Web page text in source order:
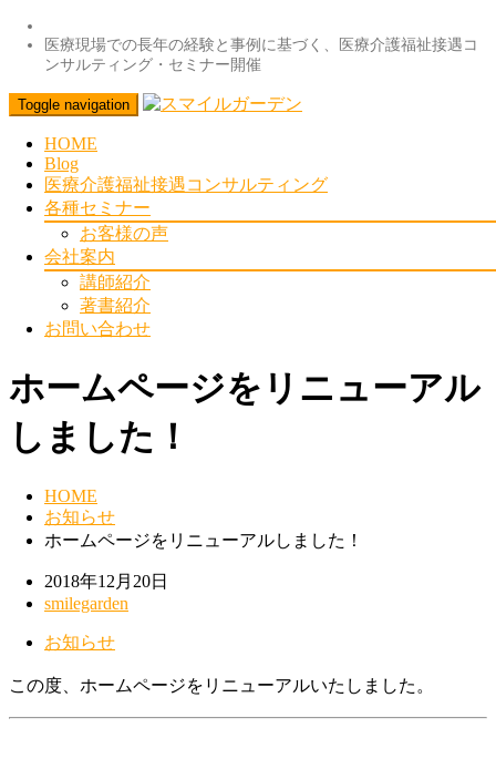
医療現場での長年の経験と事例に基づく、医療介護福祉接遇コ
ンサルティング・セミナー開催
Toggle navigation
HOME
Blog
医療介護福祉接遇コンサルティング
各種セミナー
お客様の声
会社案内
講師紹介
著書紹介
お問い合わせ
ホームページをリニューアル
しました！
HOME
お知らせ
ホームページをリニューアルしました！
2018年12月20日
smilegarden
お知らせ
この度、ホームページをリニューアルいたしました。